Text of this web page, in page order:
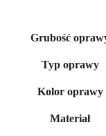
Grubość
Typ oprawy
Kolor oprawy
Materiał